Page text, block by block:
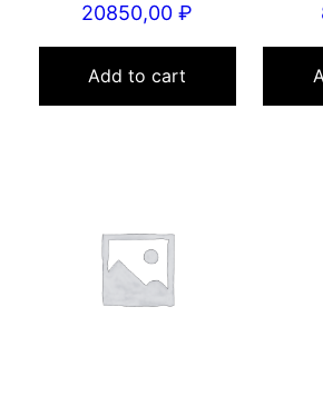
20850,00₽
Add to cart